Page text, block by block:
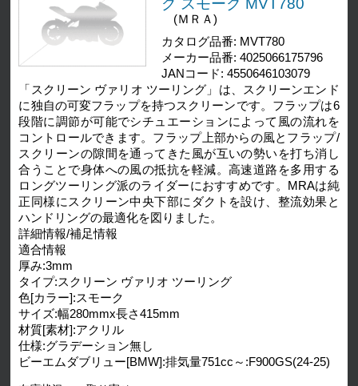
グ スモーク MVT780
(ＭＲＡ)
カタログ品番: MVT780
メーカー品番: 4025066175796
JANコード: 4550646103079
「スクリーン ヴァリオ ツーリング」は、スクリーンエンド
に独自の可変フラップを持つスクリーンです。フラップは6
段階に調節が可能でシチュエーションによって風の流れを
コントロールできます。フラップ上部からの風とフラップ/
スクリーンの隙間を通ってきた風が互いの勢いを打ち消し
合うことで身体への風の抵抗を軽減。高速道路を多用する
ロングツーリング派のライダーにおすすめです。MRAは純
正同様にスクリーン中央下部にダクトを設け、整流効果と
ハンドリングの最適化を図りました。
詳細情報/補足情報
適合情報
厚み:3mm
タイプ:スクリーン ヴァリオ ツーリング
色[カラー]:スモーク
サイズ:幅280mmx長さ415mm
材質[素材]:アクリル
仕様:グラデーション無し
ビーエムダブリュー[BMW]:排気量751cc～:F900GS(24-25)